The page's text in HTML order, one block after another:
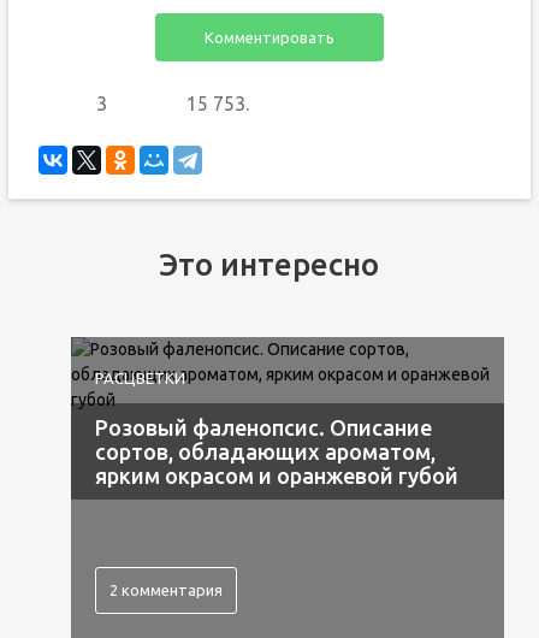
Комментировать
3 15 753.
Это интересно
РАСЦВЕТКИ
Розовый фаленопсис. Описание
сортов, обладающих ароматом,
ярким окрасом и оранжевой губой
2 комментария